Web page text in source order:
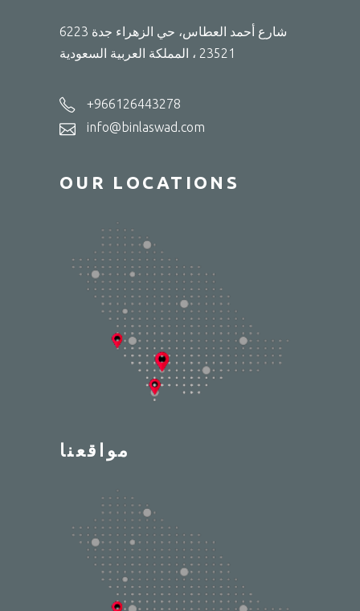
6223 شارع أحمد العطاس، حي الزهراء جدة
23521 ، المملكة العربية السعودية
+966126443278
info@binlaswad.com
OUR LOCATIONS
مواقعنا